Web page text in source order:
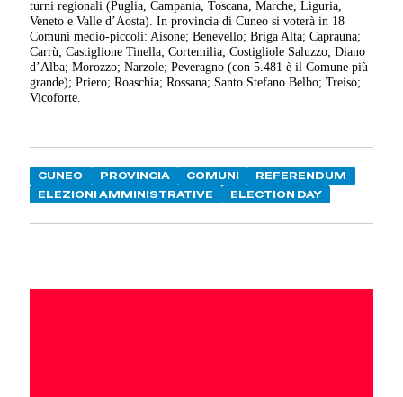
turni regionali (Puglia, Campania, Toscana, Marche, Liguria,
Veneto e Valle d’Aosta). In provincia di Cuneo si voterà in 18
Comuni medio-piccoli: Aisone; Benevello; Briga Alta; Caprauna;
Carrù; Castiglione Tinella; Cortemilia; Costigliole Saluzzo; Diano
d’Alba; Morozzo; Narzole; Peveragno (con 5.481 è il Comune più
grande); Priero; Roaschia; Rossana; Santo Stefano Belbo; Treiso;
Vicoforte.
CUNEO PROVINCIA COMUNI
REFERENDUM
ELEZIONI AMMINISTRATIVE
ELECTION DAY